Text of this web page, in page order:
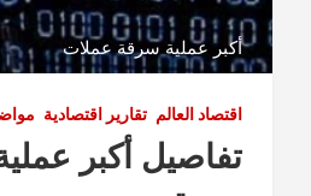
أكبر عملية سرقة عملات
اقتصاد العالم تقارير اقتصادية
تفاصيل أكبر